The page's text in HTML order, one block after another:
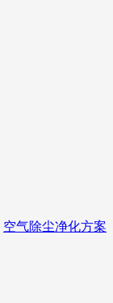
空气除尘净化方案